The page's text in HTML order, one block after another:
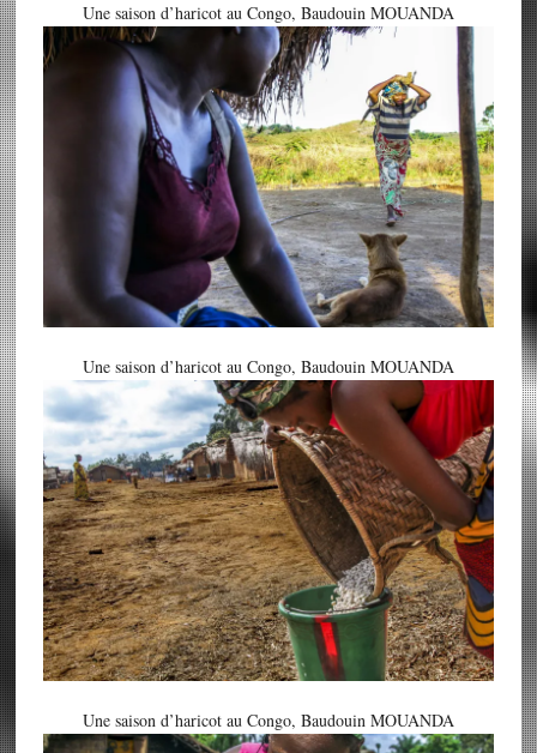
Une saison d’haricot au Congo, Baudouin MOUANDA
Une saison d’haricot au Congo, Baudouin MOUANDA
Une saison d’haricot au Congo, Baudouin MOUANDA